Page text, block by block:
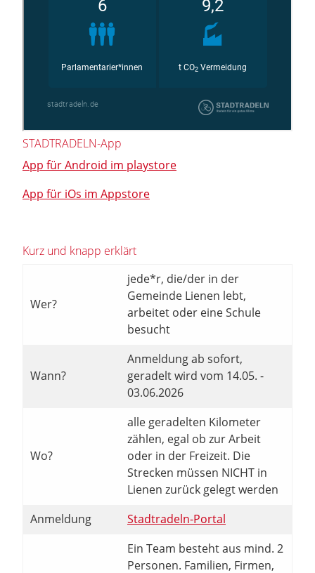
STADTRADELN-App
App für Android im playstore
App für iOs im Appstore
Kurz und knapp erklärt
Wer?
jede*r, die/der in der
Gemeinde Lienen lebt,
arbeitet oder eine Schule
besucht
Wann?
Anmeldung ab sofort,
geradelt wird vom 14.05. -
03.06.2026
Wo?
alle geradelten Kilometer
zählen, egal ob zur Arbeit
oder in der Freizeit. Die
Strecken müssen NICHT in
Lienen zurück gelegt werden
Anmeldung
Stadtradeln-Portal
Ein Team besteht aus mind. 2
Personen. Familien, Firmen,